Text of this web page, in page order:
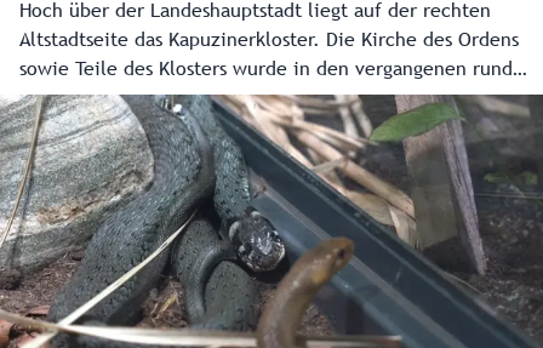
Hoch über der Landeshauptstadt liegt auf der rechten
Altstadtseite das Kapuzinerkloster. Die Kirche des Ordens
sowie Teile des Klosters wurde in den vergangenen rund
eineinhalb Jahren umfassend runderneuert. Land, Stadt
sowie Erzdiözese steuerten jeweils rund 650.000 Euro zur
Sanierung des bedeutenden Kulturdenkmals bei. Das
restliche Viertel übernahm der Orden sowie Spenden. Nun
erstrahlt das Kapuzinerkloster und vor allem die Kirche
wieder in neuem Glanz.